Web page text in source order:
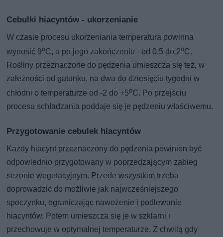
Cebulki hiacyntów - ukorzenianie
W czasie procesu ukorzeniania temperatura powinna
wynosić 9oC, a po jego zakończeniu - od 0,5 do 2oC.
Rośliny przeznaczone do pędzenia umieszcza się też, w
zależności od gatunku, na dwa do dziesięciu tygodni w
chłodni o temperaturze od -2 do +5oC. Po przejściu
procesu schładzania poddaje się je pędzeniu właściwemu.
Przygotowanie cebulek hiacyntów
Każdy hiacynt przeznaczony do pędzenia powinien być
odpowiednio przygotowany w poprzedzającym zabieg
sezonie wegetacyjnym. Przede wszystkim trzeba
doprowadzić do możliwie jak najwcześniejszego
spoczynku, ograniczając nawożenie i podlewanie
hiacyntów. Potem umieszcza się je w szklarni i
przechowuje w optymalnej temperaturze. Z chwilą gdy